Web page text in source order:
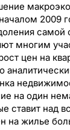
2009
самой
многим
цен на
на один
ставит над
на жилье